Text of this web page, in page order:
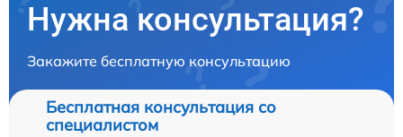
Нужна консультация?
Закажите бесплатную консультацию
Бесплатная консультация со
специалистом